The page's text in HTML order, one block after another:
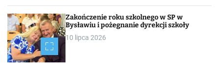
Zakończenie roku szkolnego w SP w
Bysławiu i pożegnanie dyrekcji szkoły
10 lipca 2026